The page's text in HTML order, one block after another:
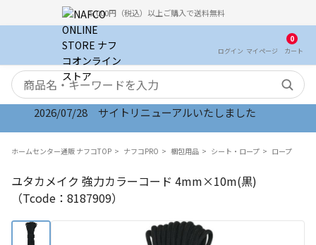
5,000円（税込）以上ご購入で送料無料
ログイン マイ ページ
0
カート
検索キーワード
2026/07/28 サイトリニューアルいたしました
ホームセンター通販 ナフコTOP ナフコPRO 梱包用品 シート・ロープ ロープ
ユタカメイク 強力カラーコード 4mm×10m(黒)
（Tcode：8187909）